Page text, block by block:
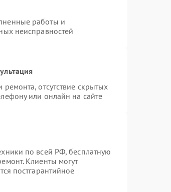
работы и
неисправностей
отсутствие скрытых
или онлайн на сайте
по всей РФ, бесплатную
Клиенты могут
постгарантийное